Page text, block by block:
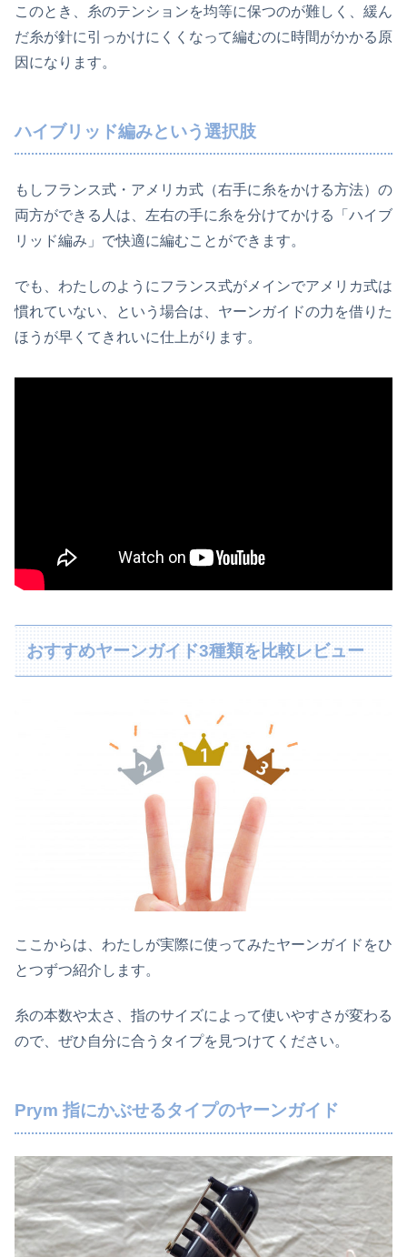
このとき、糸のテンションを均等に保つのが難しく、緩ん
だ糸が針に引っかけにくくなって編むのに時間がかかる原
因になります。
ハイブリッド編みという選択肢
もしフランス式・アメリカ式（右手に糸をかける方法）の
両方ができる人は、左右の手に糸を分けてかける「ハイブ
リッド編み」で快適に編むことができます。
でも、わたしのようにフランス式がメインでアメリカ式は
慣れていない、という場合は、ヤーンガイドの力を借りた
ほうが早くてきれいに仕上がります。
おすすめヤーンガイド3種類を比較レビュー
ここからは、わたしが実際に使ってみたヤーンガイドをひ
とつずつ紹介します。
糸の本数や太さ、指のサイズによって使いやすさが変わる
ので、ぜひ自分に合うタイプを見つけてください。
Prym 指にかぶせるタイプのヤーンガイド